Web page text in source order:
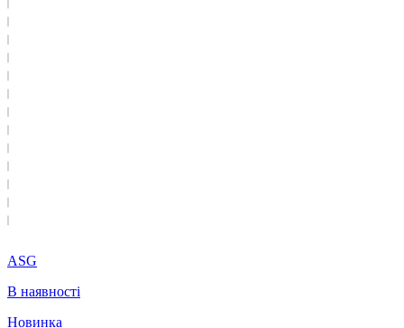
ASG
В наявності
Новинка